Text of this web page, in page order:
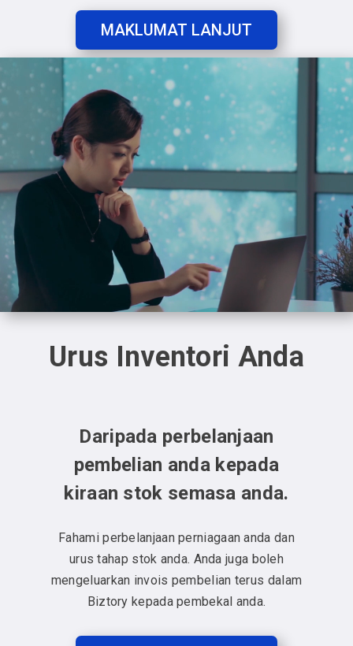
MAKLUMAT LANJUT
Player
Urus Inventori Anda
Daripada perbelanjaan
pembelian anda kepada
kiraan stok semasa anda.
Fahami perbelanjaan perniagaan anda dan
urus tahap stok anda. Anda juga boleh
mengeluarkan invois pembelian terus dalam
Biztory kepada pembekal anda.